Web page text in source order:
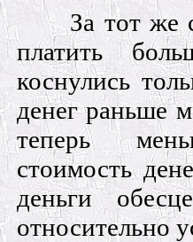
За тот же
платить
коснулись
денег раньше
теперь
стоимость
деньги
относительно